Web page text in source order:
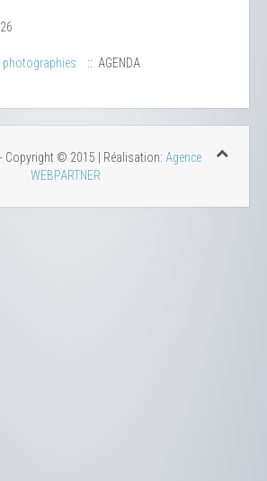
:: AGENDA
Copyright © 2015 | Réalisation: Agence
WEBPARTNER